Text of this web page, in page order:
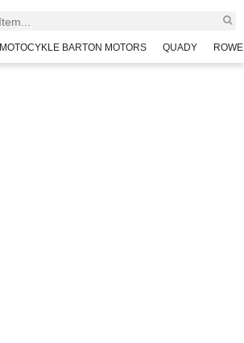
MOTOCYKLE BARTON MOTORS QUADY